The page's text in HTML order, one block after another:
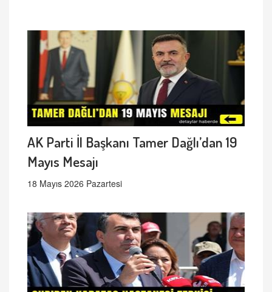
AK Parti İl Başkanı Tamer Dağlı’dan 19
Mayıs Mesajı
18 Mayıs 2026 Pazartesi